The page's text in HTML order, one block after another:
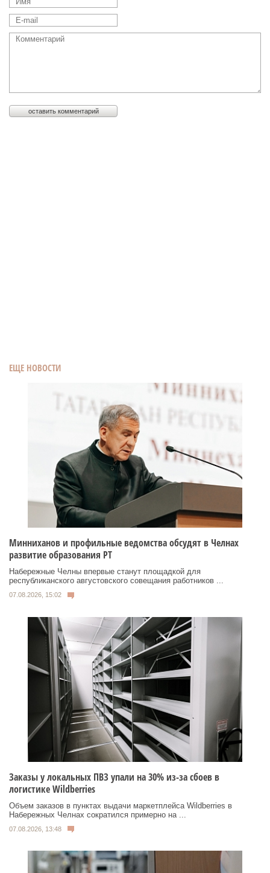
ЕЩЕ НОВОСТИ
Минниханов и профильные ведомства обсудят в Челнах
развитие образования РТ
Набережные Челны впервые станут площадкой для
республиканского августовского совещания работников ...
07.08.2026, 15:02
Заказы у локальных ПВЗ упали на 30% из-за сбоев в
логистике Wildberries
Объем заказов в пунктах выдачи маркетплейса Wildberries в
Набережных Челнах сократился примерно на ...
07.08.2026, 13:48